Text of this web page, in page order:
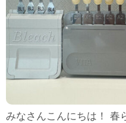
みなさんこんにちは！ 春